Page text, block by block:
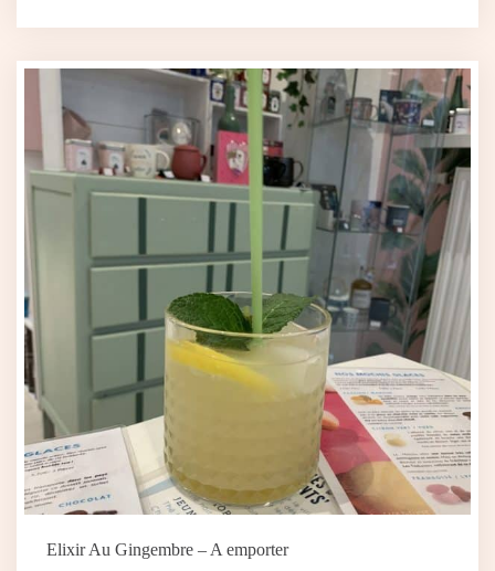
Elixir Au Gingembre – A emporter